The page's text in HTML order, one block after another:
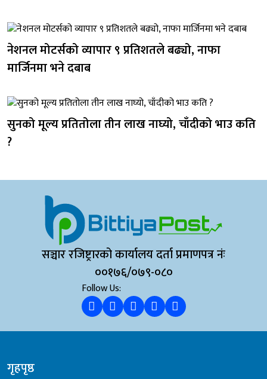
नेशनल मोटर्सको व्यापार ९ प्रतिशतले बढ्यो, नाफा
मार्जिनमा भने दबाब
सुनको मूल्य प्रतितोला तीन लाख नाघ्यो, चाँदीको भाउ कति
?
सञ्चार रजिष्ट्रारको कार्यालय दर्ता प्रमाणपत्र नंः
००१७६/०७९-०८०
Follow Us:
गृहपृष्ठ